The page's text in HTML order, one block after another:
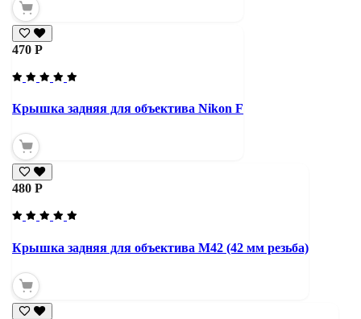
470 Р
Крышка задняя для объектива Nikon F
480 Р
Крышка задняя для объектива М42 (42 мм резьба)